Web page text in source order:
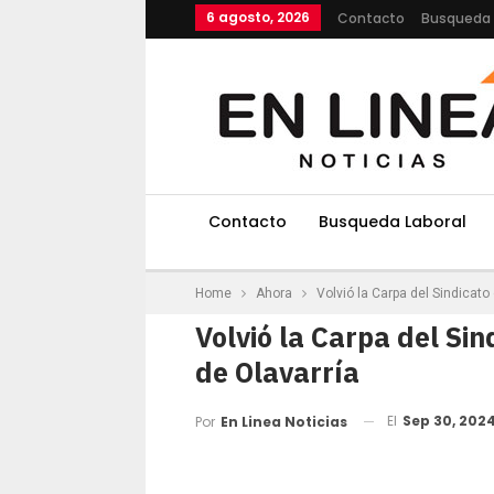
6 agosto, 2026 Contacto Busqueda
Contacto Busqueda Laboral
Home Ahora Volvió la Carpa del
Volvió la Carpa del
de Olavarría
Por En Linea Noticias El Sep 30,